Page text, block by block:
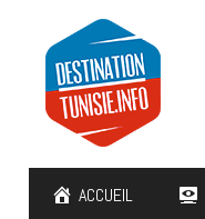
ACCUEIL